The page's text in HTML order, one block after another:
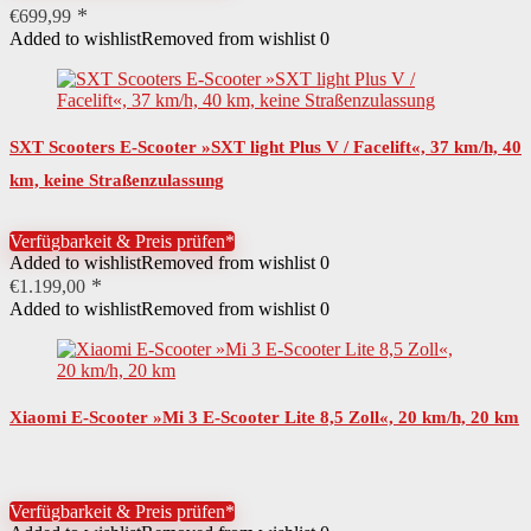
Farbe anthrazit
Höchstgeschwindigkeit 37 km/h
Antriebsform Nabenantrieb
Details Akku Hochleistungszellenwartungsfrei
Ladezyklen Akku 1000
€699,99
Added to wishlistRemoved from wishlist 0
SXT Scooters E-Scooter »SXT light Plus V / Facelift«, 37 km/h, 40
km, keine Straßenzulassung
Verfügbarkeit & Preis prüfen*
Added to wishlistRemoved from wishlist 0
€1.199,00
Added to wishlistRemoved from wishlist 0
Xiaomi E-Scooter »Mi 3 E-Scooter Lite 8,5 Zoll«, 20 km/h, 20 km
Verfügbarkeit & Preis prüfen*